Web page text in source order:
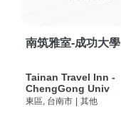
南筑雅室-成功大學
Tainan Travel Inn -
ChengGong Univ
東區, 台南市 | 其他